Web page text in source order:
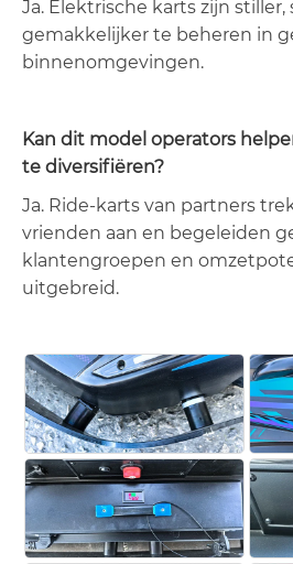
Ja. Elektrische karts zijn stiller,
gemakkelijker te beheren in
binnenomgevingen.
Kan dit model operators
te diversifiëren?
Ja. Ride-karts van partners
vrienden aan en begeleiden
klantengroepen en
uitgebreid.